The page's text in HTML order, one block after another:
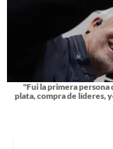
"Fui la primera
plata, compra de líderes,